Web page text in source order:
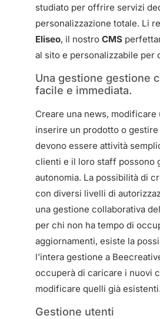
studiato per offrire servizi
personalizzazione totale. Li
Eliseo, il nostro CMS
al sito e personalizzabile per
Una gestione gestione
facile e immediata.
Creare una news, modificare
inserire un prodotto o
devono essere attività
clienti e il loro staff possono
autonomia. La possibilità di
con diversi livelli di
una gestione collaborativa
per chi non ha tempo di
aggiornamenti, esiste la
l’intera gestione a
occuperà di caricare i nuovi
modificare quelli già esistenti.
Gestione utenti